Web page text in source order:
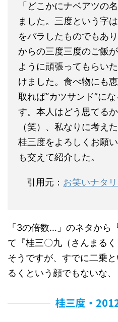
「どこかにナベアツの
ました。三度という字
をバラしたものでもあ
からの三度三度のご飯
ように頑張ってもらい
けました。食べ物にも
取れば“カツサンド”に
す。本人はどう思てる
（笑）、私なりに考え
桂三度をよろしくお願
も交えて紹介した。
引用元： お笑いナタ
「3の倍数…」のネタから
て『桂三〇九（さんまる
そうですが、すでに二乗
るくという顔でもないな
桂三度・